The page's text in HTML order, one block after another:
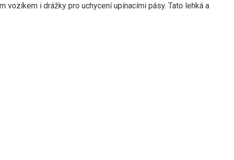
vozíkem i drážky pro uchycení upínacími pásy. Tato lehká a